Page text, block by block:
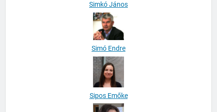
Simkó János
Simó Endre
Sipos Emőke